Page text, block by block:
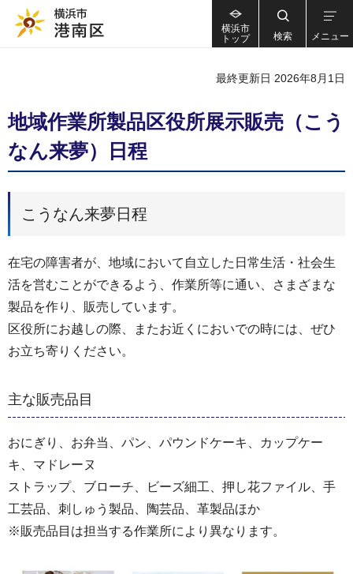
横浜市
トップ
検索 メニュー
最終更新日 2026年8月1日
地域作業所製品区役所展示販売（こう
なん来夢）日程
こうなん来夢日程
在宅の障害者が、地域において自立した日常生活・社会生
活を営むことができるよう、作業所等に通い、さまざまな
製品を作り、販売しています。
区役所にお越しの際、またお近くにおいでの時には、ぜひ
お立ち寄りください。
主な販売品目
おにぎり、お弁当、パン、パウンドケーキ、カップケー
キ、マドレーヌ
ストラップ、ブローチ、ビーズ細工、押し花ファイル、手
工芸品、刺しゅう製品、陶芸品、革製品ほか
※販売品目は担当する作業所により異なります。